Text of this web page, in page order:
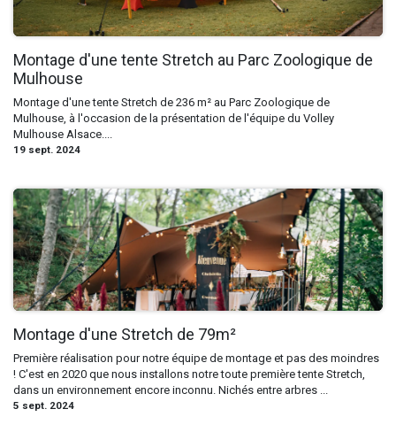
Montage d'une tente Stretch au Parc Zoologique de
Mulhouse
Montage d'une tente Stretch de 236 m² au Parc Zoologique de
Mulhouse, à l'occasion de la présentation de l'équipe du Volley
Mulhouse Alsace....
19 sept. 2024
Montage d'une Stretch de 79m²
Première réalisation pour notre équipe de montage et pas des moindres
! C'est en 2020 que nous installons notre toute première tente Stretch,
dans un environnement encore inconnu. Nichés entre arbres ...
5 sept. 2024